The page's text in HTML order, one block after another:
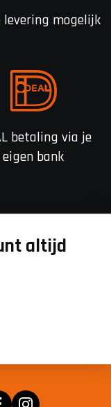
levering mogelijk
betaling via je
eigen bank
altijd
Instagram